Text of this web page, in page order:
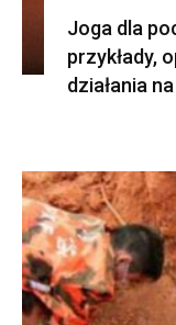
Joga dla
przykłady,
działania